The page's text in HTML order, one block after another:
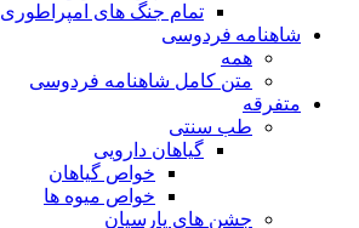
تمام جنگ های
شاهنامه فردوسی
همه
متن کامل شاهنامه فردوسی
متفرقه
طب سنتی
گیاهان دارویی
خواص گیاهان
خواص میوه ها
جشن های پارسیان